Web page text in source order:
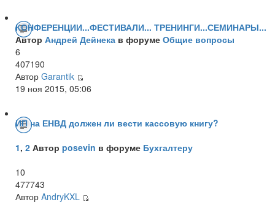
КОНФЕРЕНЦИИ...ФЕСТИВАЛИ... ТРЕНИНГИ...СЕМИНАРЫ...
Автор Андрей Дейнека в форуме Общие вопросы
6
407190
Автор Garantik
19 ноя 2015, 05:06
ИП на ЕНВД должен ли вести кассовую книгу?
1, 2 Автор posevin в форуме Бухгалтеру
10
477743
Автор AndryKXL